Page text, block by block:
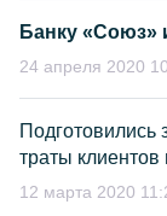
Банку «Союз»
24 апреля 2020
Подготовились
траты
12 марта 2020